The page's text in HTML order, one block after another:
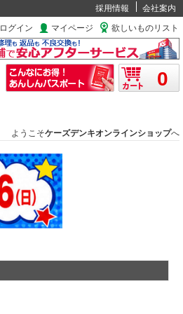
採用情報
会社案内
ログイン マイページ 欲しいものリスト
0
ようこそケーズデンキオンラインショップへ